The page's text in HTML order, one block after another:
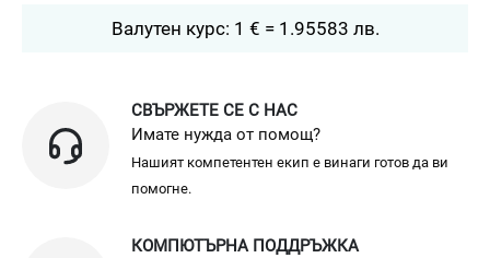
Валутен курс: 1 € = 1.95583 лв.
СВЪРЖЕТЕ СЕ С НАС
Имате нужда от помощ?
Нашият компетентен екип е винаги готов да ви
помогне.
КОМПЮТЪРНА ПОДДРЪЖКА